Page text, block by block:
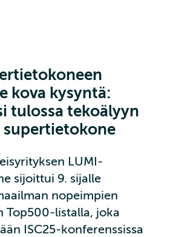
kova kysyntä:
tulossa tekoälyyn
LUMI-
sijoittui 9. sijalle
nopeimpien
Top500-listalla, joka
ISC25-konferenssissa